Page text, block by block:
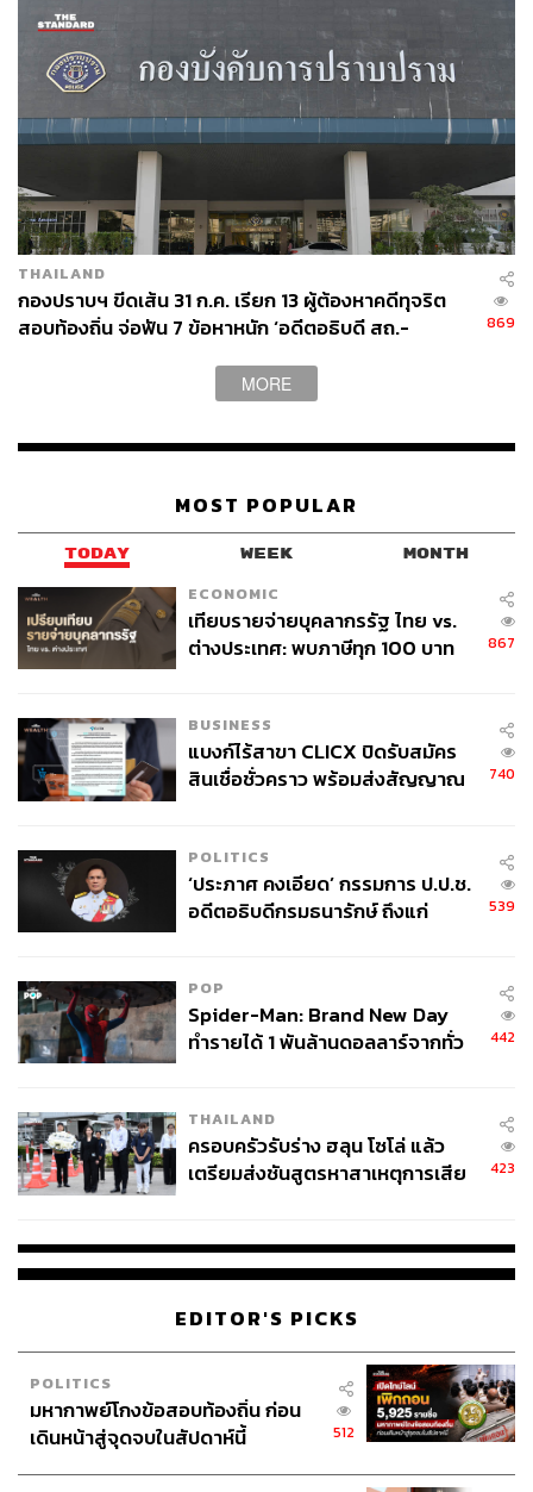
THAILAND
กองปราบฯ ขีดเส้น 31 ก.ค. เรียก 13 ผู้ต้องหาคดีทุจริต
สอบท้องถิ่น จ่อฟัน 7 ข้อหาหนัก ‘อดีตอธิบดี สถ.-
869
MORE
MOST POPULAR
TODAY WEEK MONTH
ECONOMIC
เทียบรายจ่ายบุคลากรรัฐ ไทย vs.
ต่างประเทศ: พบภาษีทุก 100 บาท
867
BUSINESS
แบงก์ไร้สาขา CLICX ปิดรับสมัคร
สินเชื่อชั่วคราว พร้อมส่งสัญญาณ
740
POLITICS
‘ประภาศ คงเอียด’ กรรมการ ป.ป.ช.
อดีตอธิบดีกรมธนารักษ์ ถึงแก่
539
POP
Spider-Man: Brand New Day
ทำรายได้ 1 พันล้านดอลลาร์จากทั่ว
442
THAILAND
ครอบครัวรับร่าง ฮลุน โซโล่ แล้ว
เตรียมส่งชันสูตรหาสาเหตุการเสีย
423
EDITOR'S PICKS
POLITICS
มหากาพย์โกงข้อสอบท้องถิ่น ก่อน
เดินหน้าสู่จุดจบในสัปดาห์นี้
512